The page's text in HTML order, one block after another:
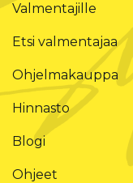
Valmentajille
Etsi valmentajaa
Ohjelmakauppa
Hinnasto
Blogi
Ohjeet